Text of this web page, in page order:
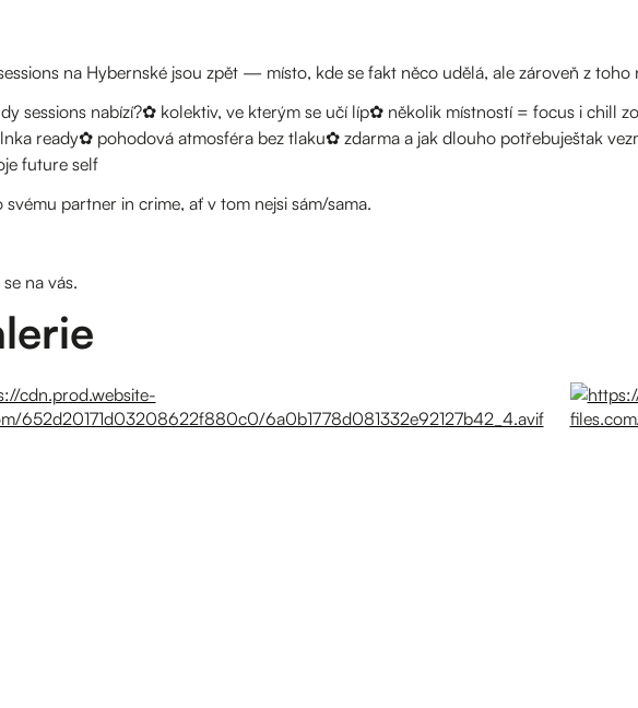
na Hybernské jsou zpět — místo, kde se fakt něco udělá, ale zároveň z
sessions nabízí?✿ kolektiv, ve kterým se učí líp✿ několik místností = focus i chill
ready✿ pohodová atmosféra bez tlaku✿ zdarma a jak dlouho potřebuještak
future self
svému partner in crime, ať v tom nejsi sám/sama.
na vás.